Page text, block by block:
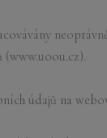
údajů na